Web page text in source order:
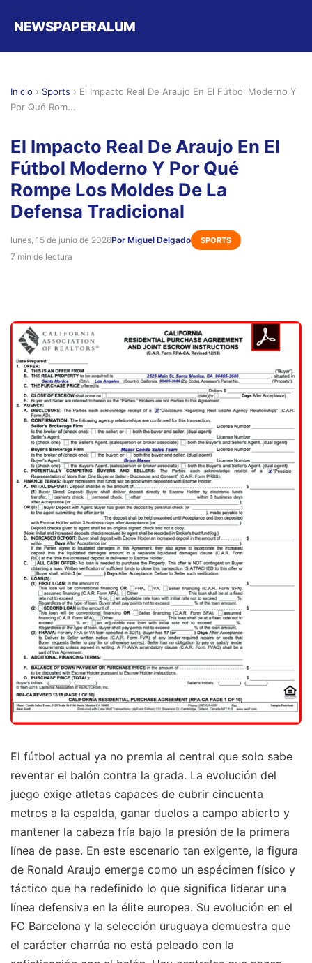
NEWSPAPERALUM
Inicio › Sports › El Impacto Real De Araujo En El Fútbol Moderno Y
Por Qué Rom...
El Impacto Real De Araujo En El
Fútbol Moderno Y Por Qué
Rompe Los Moldes De La
Defensa Tradicional
lunes, 15 de junio de 2026Por Miguel Delgado SPORTS
7 min de lectura
El fútbol actual ya no premia al central que solo sabe
reventar el balón contra la grada. La evolución del
juego exige atletas capaces de cubrir cincuenta
metros a la espalda, ganar duelos a campo abierto y
mantener la cabeza fría bajo la presión de la primera
línea de pase. En este escenario tan exigente, la figura
de Ronald Araujo emerge como un espécimen físico y
táctico que ha redefinido lo que significa liderar una
línea defensiva en la élite europea. Su evolución en el
FC Barcelona y la selección uruguaya demuestra que
el carácter charrúa no está peleado con la